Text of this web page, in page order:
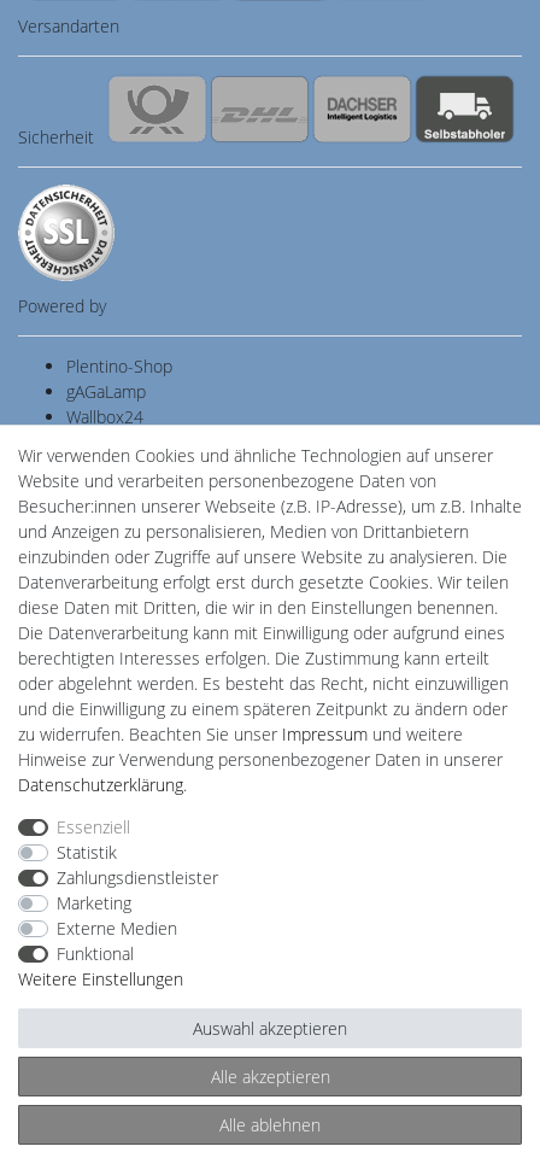
Versandarten
Sicherheit
Powered by
Plentino-Shop
gAGaLamp
Wallbox24
Batteriespeicher
PlentiSolar
Gebrauchtlicht
Ledkauf
DEYESOLAR
Lightech Connect
CardanLight Europe
FORTIMO LEDs
LED-RETROSHOP
MeinUSB
Impressum
Barrierefreiheitserklärung
Vertrag widerrufen
© Copyright 2026 | Alle Rechte vorbehalten.
Wir verwenden Cookies und ähnliche Technologien auf unserer
Website und verarbeiten personenbezogene Daten von
Besucher:innen unserer Webseite (z.B. IP-Adresse), um z.B. Inhalte
und Anzeigen zu personalisieren, Medien von Drittanbietern
einzubinden oder Zugriffe auf unsere Website zu analysieren. Die
Datenverarbeitung erfolgt erst durch gesetzte Cookies. Wir teilen
diese Daten mit Dritten, die wir in den Einstellungen benennen.
Die Datenverarbeitung kann mit Einwilligung oder aufgrund eines
berechtigten Interesses erfolgen. Die Zustimmung kann erteilt
oder abgelehnt werden. Es besteht das Recht, nicht einzuwilligen
und die Einwilligung zu einem späteren Zeitpunkt zu ändern oder
zu widerrufen. Beachten Sie unser Impressum und weitere
Hinweise zur Verwendung personenbezogener Daten in unserer
Daten­schutz­erklärung.
Essenziell
Statistik
Zahlungsdienstleister
Marketing
Externe Medien
Funktional
Weitere Einstellungen
Alle akzeptieren
Alle ablehnen
Auswahl akzeptieren